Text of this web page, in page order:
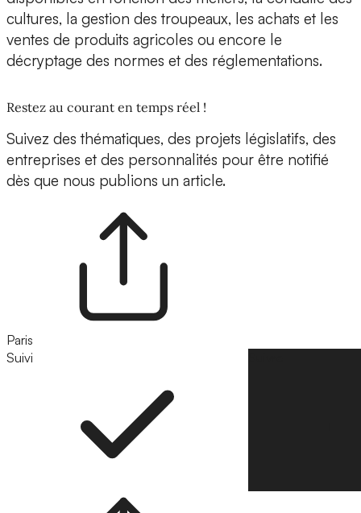
cultures, la gestion des troupeaux, les achats et les
ventes de produits agricoles ou encore le
décryptage des normes et des réglementations.
Restez au courant en temps réel !
Suivez des thématiques, des projets législatifs, des
entreprises et des personnalités pour être notifié
dès que nous publions un article.
Paris
Suivi